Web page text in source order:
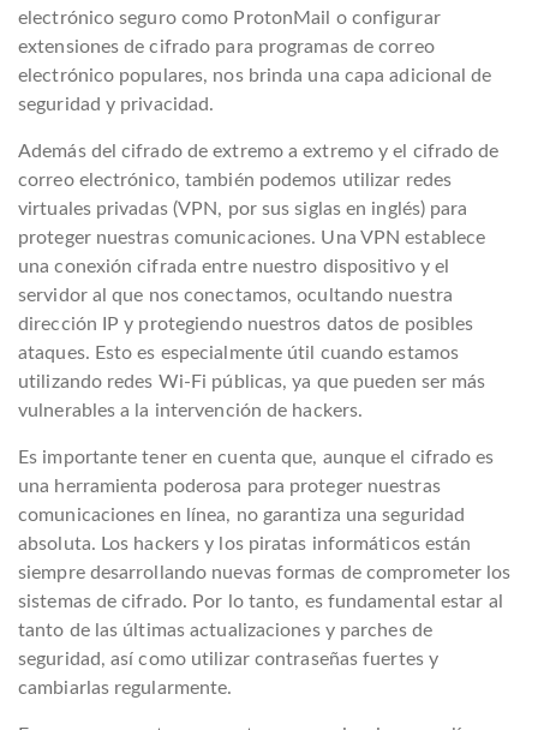
electrónico seguro como ProtonMail o configurar
extensiones de cifrado para programas de correo
electrónico populares, nos brinda una capa adicional de
seguridad y privacidad.
Además del cifrado de extremo a extremo y el cifrado de
correo electrónico, también podemos utilizar redes
virtuales privadas (VPN, por sus siglas en inglés) para
proteger nuestras comunicaciones. Una VPN establece
una conexión cifrada entre nuestro dispositivo y el
servidor al que nos conectamos, ocultando nuestra
dirección IP y protegiendo nuestros datos de posibles
ataques. Esto es especialmente útil cuando estamos
utilizando redes Wi-Fi públicas, ya que pueden ser más
vulnerables a la intervención de hackers.
Es importante tener en cuenta que, aunque el cifrado es
una herramienta poderosa para proteger nuestras
comunicaciones en línea, no garantiza una seguridad
absoluta. Los hackers y los piratas informáticos están
siempre desarrollando nuevas formas de comprometer los
sistemas de cifrado. Por lo tanto, es fundamental estar al
tanto de las últimas actualizaciones y parches de
seguridad, así como utilizar contraseñas fuertes y
cambiarlas regularmente.